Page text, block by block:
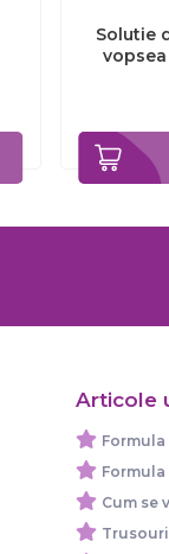
Solutie
Articole
Cum se